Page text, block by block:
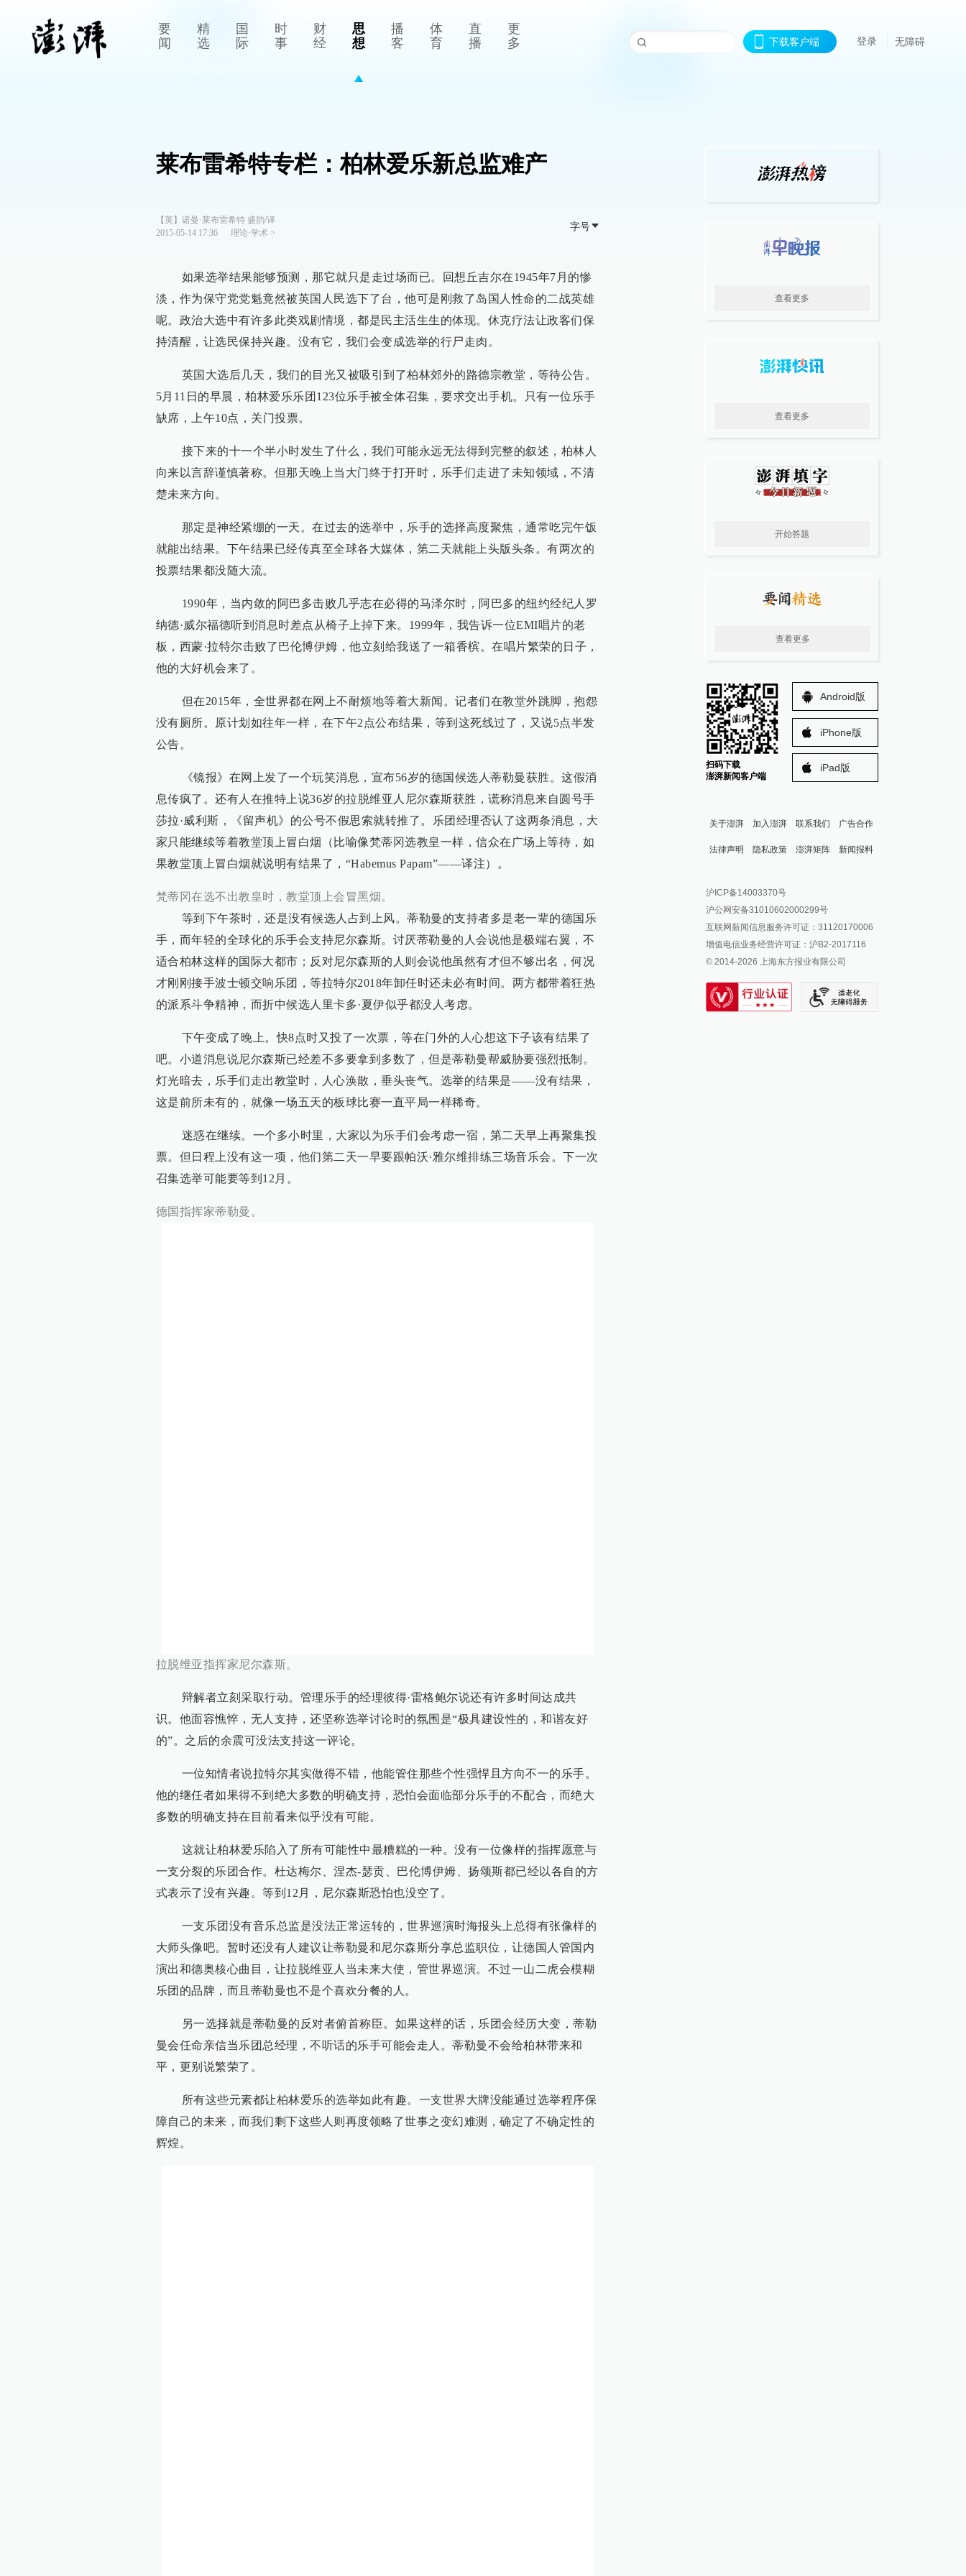
要
闻
精
选
国
际
时
事
财
经
思
想
播
客
体
育
直
播
更
多
下载客户端 登录 无障碍
莱布雷希特专栏：柏林爱乐新总监难产
【英】诺曼·莱布雷希特 盛韵/译
2015-05-14 17:36
理论·学术>
字号
如果选举结果能够预测，那它就只是走过场而已。回想丘吉尔在1945年7月的惨
淡，作为保守党党魁竟然被英国人民选下了台，他可是刚救了岛国人性命的二战英雄
呢。政治大选中有许多此类戏剧情境，都是民主活生生的体现。休克疗法让政客们保
持清醒，让选民保持兴趣。没有它，我们会变成选举的行尸走肉。
英国大选后几天，我们的目光又被吸引到了柏林郊外的路德宗教堂，等待公告。
5月11日的早晨，柏林爱乐乐团123位乐手被全体召集，要求交出手机。只有一位乐手
缺席，上午10点，关门投票。
接下来的十一个半小时发生了什么，我们可能永远无法得到完整的叙述，柏林人
向来以言辞谨慎著称。但那天晚上当大门终于打开时，乐手们走进了未知领域，不清
楚未来方向。
那定是神经紧绷的一天。在过去的选举中，乐手的选择高度聚焦，通常吃完午饭
就能出结果。下午结果已经传真至全球各大媒体，第二天就能上头版头条。有两次的
投票结果都没随大流。
1990年，当内敛的阿巴多击败几乎志在必得的马泽尔时，阿巴多的纽约经纪人罗
纳德·威尔福德听到消息时差点从椅子上掉下来。1999年，我告诉一位EMI唱片的老
板，西蒙·拉特尔击败了巴伦博伊姆，他立刻给我送了一箱香槟。在唱片繁荣的日子，
他的大好机会来了。
但在2015年，全世界都在网上不耐烦地等着大新闻。记者们在教堂外跳脚，抱怨
没有厕所。原计划如往年一样，在下午2点公布结果，等到这死线过了，又说5点半发
公告。
《镜报》在网上发了一个玩笑消息，宣布56岁的德国候选人蒂勒曼获胜。这假消
息传疯了。还有人在推特上说36岁的拉脱维亚人尼尔森斯获胜，谎称消息来自圆号手
莎拉·威利斯，《留声机》的公号不假思索就转推了。乐团经理否认了这两条消息，大
家只能继续等着教堂顶上冒白烟（比喻像梵蒂冈选教皇一样，信众在广场上等待，如
果教堂顶上冒白烟就说明有结果了，“Habemus Papam”——译注）。
梵蒂冈在选不出教皇时，教堂顶上会冒黑烟。
等到下午茶时，还是没有候选人占到上风。蒂勒曼的支持者多是老一辈的德国乐
手，而年轻的全球化的乐手会支持尼尔森斯。讨厌蒂勒曼的人会说他是极端右翼，不
适合柏林这样的国际大都市；反对尼尔森斯的人则会说他虽然有才但不够出名，何况
才刚刚接手波士顿交响乐团，等拉特尔2018年卸任时还未必有时间。两方都带着狂热
的派系斗争精神，而折中候选人里卡多·夏伊似乎都没人考虑。
下午变成了晚上。快8点时又投了一次票，等在门外的人心想这下子该有结果了
吧。小道消息说尼尔森斯已经差不多要拿到多数了，但是蒂勒曼帮威胁要强烈抵制。
灯光暗去，乐手们走出教堂时，人心涣散，垂头丧气。选举的结果是——没有结果，
这是前所未有的，就像一场五天的板球比赛一直平局一样稀奇。
迷惑在继续。一个多小时里，大家以为乐手们会考虑一宿，第二天早上再聚集投
票。但日程上没有这一项，他们第二天一早要跟帕沃·雅尔维排练三场音乐会。下一次
召集选举可能要等到12月。
德国指挥家蒂勒曼。
拉脱维亚指挥家尼尔森斯。
辩解者立刻采取行动。管理乐手的经理彼得·雷格鲍尔说还有许多时间达成共
识。他面容憔悴，无人支持，还坚称选举讨论时的氛围是“极具建设性的，和谐友好
的”。之后的余震可没法支持这一评论。
一位知情者说拉特尔其实做得不错，他能管住那些个性强悍且方向不一的乐手。
他的继任者如果得不到绝大多数的明确支持，恐怕会面临部分乐手的不配合，而绝大
多数的明确支持在目前看来似乎没有可能。
这就让柏林爱乐陷入了所有可能性中最糟糕的一种。没有一位像样的指挥愿意与
一支分裂的乐团合作。杜达梅尔、涅杰-瑟贡、巴伦博伊姆、扬颂斯都已经以各自的方
式表示了没有兴趣。等到12月，尼尔森斯恐怕也没空了。
一支乐团没有音乐总监是没法正常运转的，世界巡演时海报头上总得有张像样的
大师头像吧。暂时还没有人建议让蒂勒曼和尼尔森斯分享总监职位，让德国人管国内
演出和德奥核心曲目，让拉脱维亚人当未来大使，管世界巡演。不过一山二虎会模糊
乐团的品牌，而且蒂勒曼也不是个喜欢分餐的人。
另一选择就是蒂勒曼的反对者俯首称臣。如果这样的话，乐团会经历大变，蒂勒
曼会任命亲信当乐团总经理，不听话的乐手可能会走人。蒂勒曼不会给柏林带来和
平，更别说繁荣了。
所有这些元素都让柏林爱乐的选举如此有趣。一支世界大牌没能通过选举程序保
障自己的未来，而我们剩下这些人则再度领略了世事之变幻难测，确定了不确定性的
辉煌。
查看更多
查看更多
开始答题
查看更多
扫码下载
澎湃新闻客户端
Android版
iPhone版
iPad版
关于澎湃 加入澎湃 联系我们 广告合作
法律声明 隐私政策 澎湃矩阵
澎湃新闻公众号
澎湃新闻抖音号
派生万物开放平台
IP SHANGHAI
SIXTH TONE
新闻报料
报料邮箱: news@thepaper.cn
沪ICP备14003370号
沪公网安备31010602000299号
互联网新闻信息服务许可证：31120170006
增值电信业务经营许可证：沪B2-2017116
© 2014-2026 上海东方报业有限公司